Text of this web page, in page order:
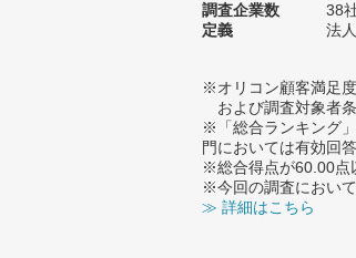
調査企業数
38
定義
法
※オリコン顧客満足
および調査対象者条
※「総合ランキング
門においては有効回
※総合得点が60.00点
※今回の調査におい
≫ 詳細はこちら